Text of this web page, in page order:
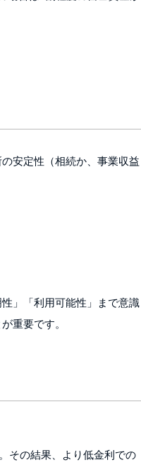
安定性（相続か、事業収益
」「利用可能性」まで意識
重要です。
その結果、より低金利での